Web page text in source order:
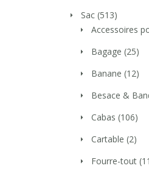
Sac (513)
Accessoires
Bagage (25)
Banane (12)
Besace &
Cabas (106)
Cartable (2)
Fourre-tout